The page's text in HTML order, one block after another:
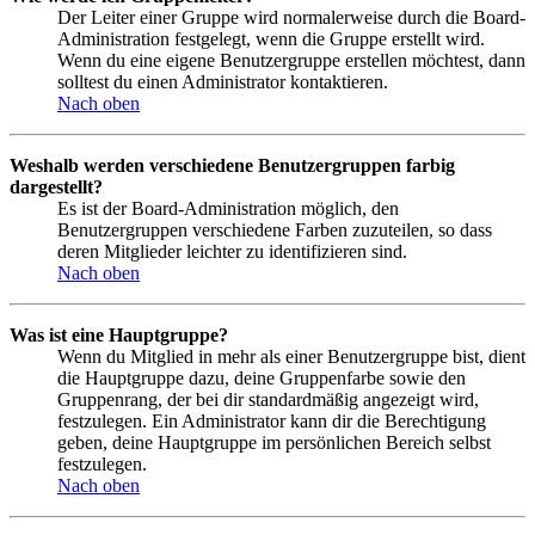
Der Leiter einer Gruppe wird normalerweise durch die Board-
Administration festgelegt, wenn die Gruppe erstellt wird.
Wenn du eine eigene Benutzergruppe erstellen möchtest, dann
solltest du einen Administrator kontaktieren.
Nach oben
Weshalb werden verschiedene Benutzergruppen farbig
dargestellt?
Es ist der Board-Administration möglich, den
Benutzergruppen verschiedene Farben zuzuteilen, so dass
deren Mitglieder leichter zu identifizieren sind.
Nach oben
Was ist eine Hauptgruppe?
Wenn du Mitglied in mehr als einer Benutzergruppe bist, dient
die Hauptgruppe dazu, deine Gruppenfarbe sowie den
Gruppenrang, der bei dir standardmäßig angezeigt wird,
festzulegen. Ein Administrator kann dir die Berechtigung
geben, deine Hauptgruppe im persönlichen Bereich selbst
festzulegen.
Nach oben